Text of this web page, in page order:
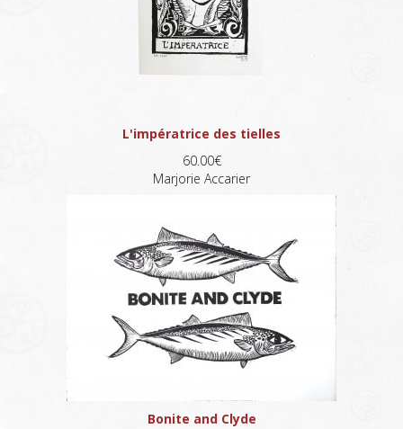
L'impératrice des tielles
60.00€
Marjorie Accarier
Bonite and Clyde